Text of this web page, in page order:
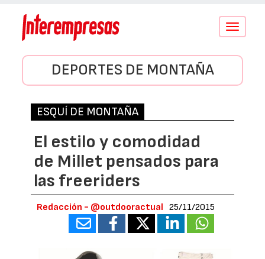
Conmutar
DEPORTES DE MONTAÑA
ESQUÍ DE MONTAÑA
El estilo y comodidad
de Millet pensados para
las freeriders
Redacción - @outdooractual 25/11/2015